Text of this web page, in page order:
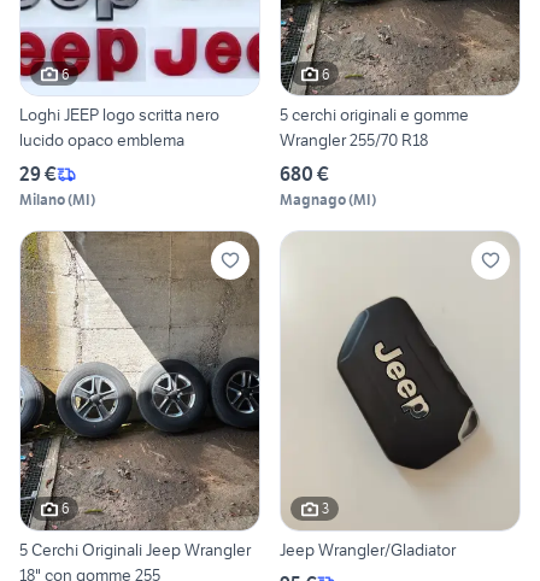
6
Loghi JEEP logo scritta nero
lucido opaco emblema
29 €
Milano(MI)
6
5 cerchi originali e gomme
Wrangler 255/70 R18
680 €
Magnago(MI)
6
5 Cerchi Originali Jeep Wrangler
18" con gomme 255
3
Jeep Wrangler/Gladiator